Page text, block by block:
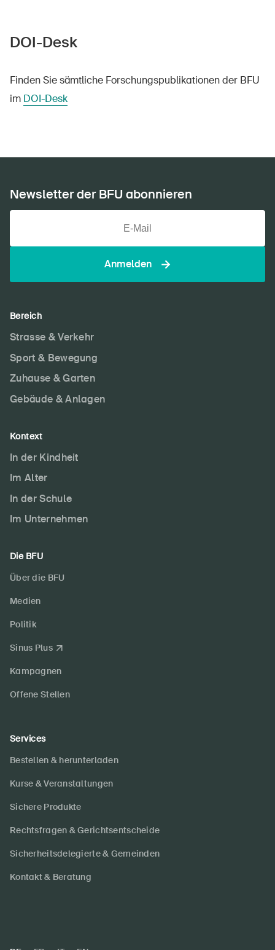
Startseite
Newsletter abonnieren
DOI-Desk
Finden Sie sämtliche Forschungspublikationen der BFU
im DOI-Desk
Newsletter der BFU abonnieren
Anmelden
Bereich
Strasse & Verkehr
Sport & Bewegung
Zuhause & Garten
Gebäude & Anlagen
Kontext
In der Kindheit
Im Alter
In der Schule
Im Unternehmen
Die BFU
Über die BFU
Medien
Politik
Sinus Plus
Kampagnen
Offene Stellen
Services
Bestellen & herunterladen
Kurse & Veranstaltungen
Sichere Produkte
Rechtsfragen & Gerichtsentscheide
Sicherheitsdelegierte & Gemeinden
Kontakt & Beratung